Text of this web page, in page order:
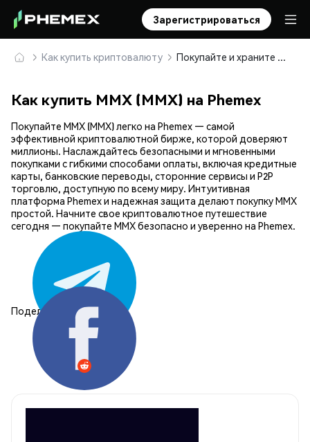
Зарегистрироваться
Как купить криптовалюту Покупайте и храните MMX (MMX) безопасно
Как купить MMX (MMX) на Phemex
Покупайте MMX (MMX) легко на Phemex — самой
эффективной криптовалютной бирже, которой доверяют
миллионы. Наслаждайтесь безопасными и мгновенными
покупками с гибкими способами оплаты, включая кредитные
карты, банковские переводы, сторонние сервисы и P2P
торговлю, доступную по всему миру. Интуитивная
платформа Phemex и надежная защита делают покупку MMX
простой. Начните свое криптовалютное путешествие
сегодня — покупайте MMX безопасно и уверенно на Phemex.
Поделиться: